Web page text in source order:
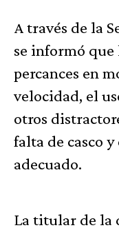
A través de la
se informó que
percances en
velocidad, el
otros
falta de casco
adecuado.
La titular de la